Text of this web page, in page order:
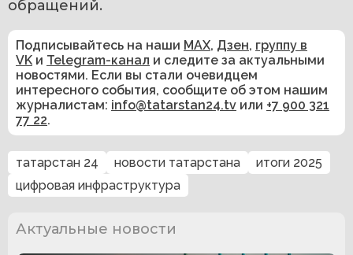
обращений.
Подписывайтесь на наши MAX, Дзен, группу в
VK и Telegram-канал и следите за актуальными
новостями. Если вы стали очевидцем
интересного события, сообщите об этом нашим
журналистам: info@tatarstan24.tv или +7 900 321
77 22.
татарстан 24 новости татарстана
итоги 2025
цифровая инфраструктура
Актуальные новости